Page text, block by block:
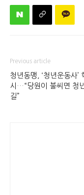
Previous article
청년동맹, ‘청년운동사’
시…“당원이 불씨면 청
길”